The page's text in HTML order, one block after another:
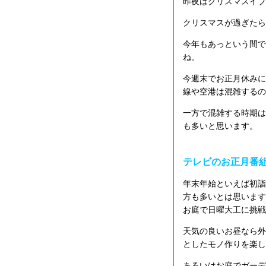
クリスマスが過ぎた
今年もあっという間
ね。
今週末でお正月休み
線や空港は混雑する
一方で混雑する時期
も多いと思います。
テレビのお正月番
年末年始といえば初
方も多いとは思いま
お庭で日曜大工に挑
天気の良いお昼なら
としたモノ作りを楽